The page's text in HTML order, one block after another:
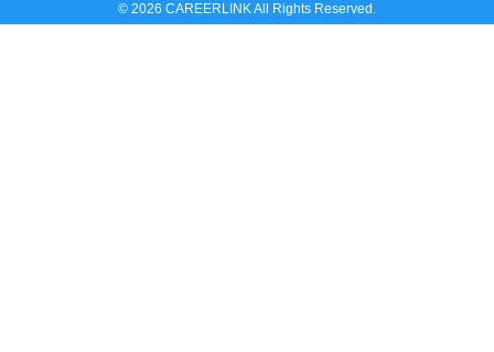
© 2026 CAREERLINK All Rights Reserved.